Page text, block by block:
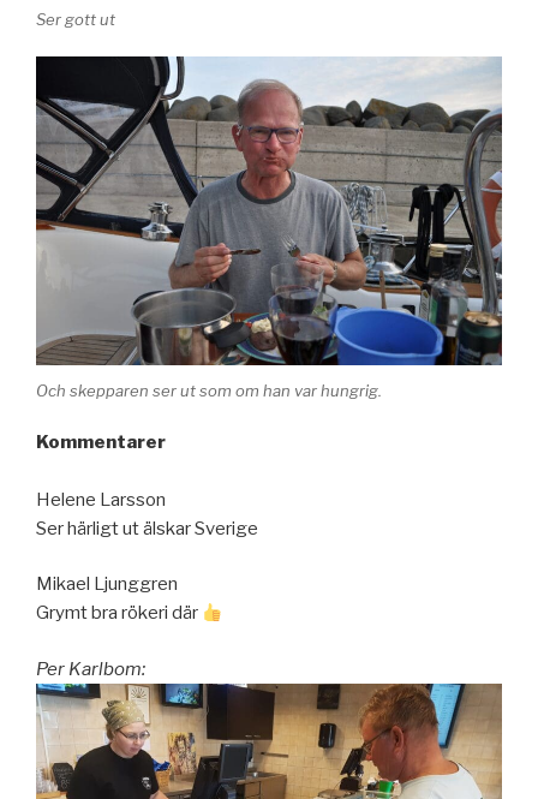
Ser gott ut
Och skepparen ser ut som om han var hungrig.
Kommentarer
Helene Larsson
Ser härligt ut älskar Sverige
Mikael Ljunggren
Grymt bra rökeri där
Per Karlbom: